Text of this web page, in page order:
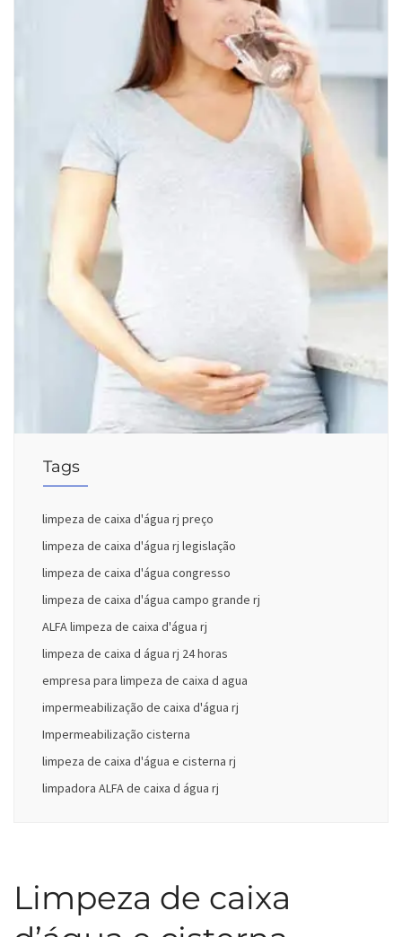
Tags
limpeza de caixa d'água rj preço
limpeza de caixa d'água rj legislação
limpeza de caixa d'água congresso
limpeza de caixa d'água campo grande rj
ALFA limpeza de caixa d'água rj
limpeza de caixa d água rj 24 horas
empresa para limpeza de caixa d agua
impermeabilização de caixa d'água rj
Impermeabilização cisterna
limpeza de caixa d'água e cisterna rj
limpadora ALFA de caixa d água rj
Limpeza de caixa